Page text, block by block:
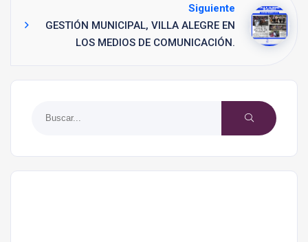
Siguiente
GESTIÓN MUNICIPAL, VILLA ALEGRE EN
LOS MEDIOS DE COMUNICACIÓN.